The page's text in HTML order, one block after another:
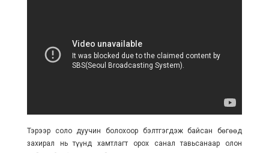
Тэрээр соло дуучин болохоор бэлтгэгдэж байсан бөгөөд
захирал нь түүнд хамтлагт орох санал тавьсанаар олон